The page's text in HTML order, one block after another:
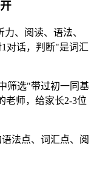
、阅读、语法、
对话，判断"是词汇
筛选"带过初一同基
老师，给家长2-3位
法点、词汇点、阅